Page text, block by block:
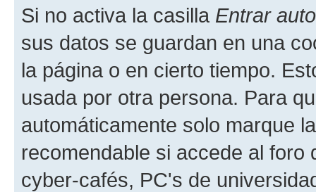
Si no activa la casilla Entrar
sus datos se guardan en una
la página o en cierto tiempo.
usada por otra persona. Para
automáticamente solo marque
recomendable si accede al foro
cyber-cafés, PC's de